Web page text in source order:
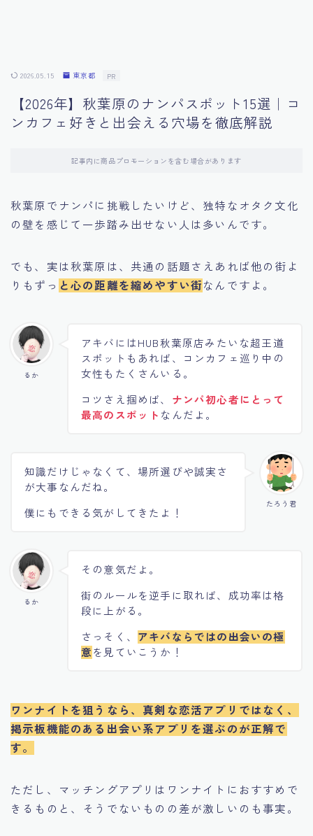
2026.05.15 東京都 PR
【2026年】秋葉原のナンパスポット15選｜コ
ンカフェ好きと出会える穴場を徹底解説
記事内に商品プロモーションを含む場合があります
秋葉原でナンパに挑戦したいけど、独特なオタク文化
の壁を感じて一歩踏み出せない人は多いんです。
でも、実は秋葉原は、共通の話題さえあれば他の街よ
りもずっ と心の距離を縮めやすい街なんですよ。
るか
アキバにはHUB秋葉原店みたいな超王道
スポットもあれば、コンカフェ巡り中の
女性もたくさんいる。
コツさえ掴めば、 ナンパ初心者にとって
最高のスポット なんだよ。
たろう君
知識だけじゃなくて、場所選びや誠実さ
が大事なんだね。
僕にもできる気がしてきたよ！
るか
その意気だよ。
街のルールを逆手に取れば、成功率は格
段に上がる。
さっそく、 アキバならではの出会いの極
意を見ていこうか！
ワンナイトを狙うなら、真剣な恋活アプリではなく、
掲示板機能のある出会い系アプリを選ぶのが正解で
す。
ただし、マッチングアプリはワンナイトにおすすめで
きるものと、そうでないものの差が激しいのも事実。